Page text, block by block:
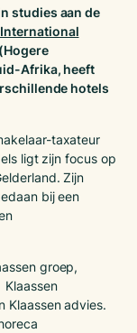
studies aan de
International
Afrika, heeft
hotels
taxateur
ligt zijn focus op
Zijn
bij een
groep,
Klaassen advies.